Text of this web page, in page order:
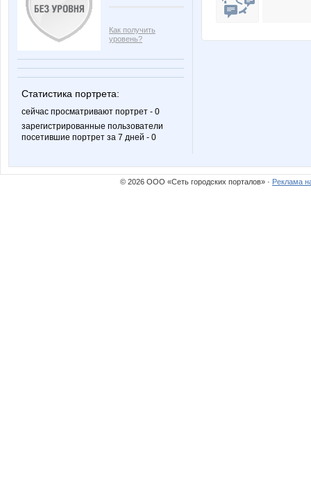
Как получить
уровень?
Статистика портрета:
сейчас просматривают портрет - 0
зарегистрированные пользователи
посетившие портрет за 7 дней - 0
© 2026 ООО «Сеть городских порталов» · Реклама